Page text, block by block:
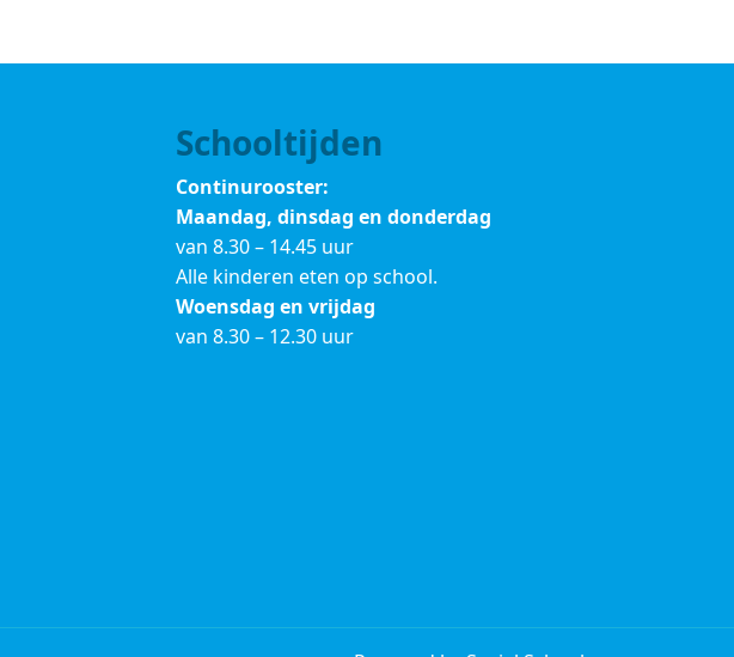
Schooltijden
Continurooster:
Maandag, dinsdag en donderdag
van 8.30 – 14.45 uur
Alle kinderen eten op school.
Woensdag en vrijdag
van 8.30 – 12.30 uur